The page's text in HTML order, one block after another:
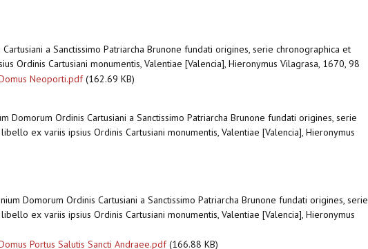
a Sanctissimo Patriarcha Brunone fundati origines, serie chronographica et
Ordinis Cartusiani monumentis, Valentiae [Valencia], Hieronymus Vilagrasa, 1670, 98
Neoporti.pdf(162.69 KB)
Domorum Ordinis Cartusiani a Sanctissimo Patriarcha Brunone fundati origines, serie
ex variis ipsius Ordinis Cartusiani monumentis, Valentiae [Valencia], Hieronymus
Domorum Ordinis Cartusiani a Sanctissimo Patriarcha Brunone fundati origines, serie
ex variis ipsius Ordinis Cartusiani monumentis, Valentiae [Valencia], Hieronymus
Portus Salutis Sancti Andraee.pdf(166.88 KB)